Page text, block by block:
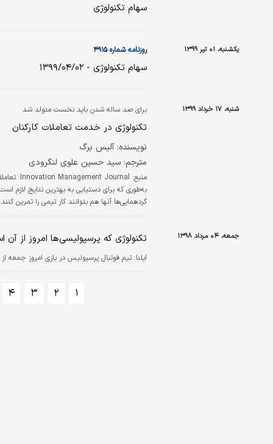
سهام تکنولوژی
یکشنبه، ۰۱ تیر ۱۳۹۹ روزنامه شماره ۴۹۱۵
سهام تکنولوژی - ۱۳۹۹/۰۴/۰۲
شنبه، ۱۷ خرداد ۱۳۹۹ برای صد ساله شدن باید نخست متولد شد
تکنولوژی در خدمت تعاملات کارکنان
نویسنده: آلیس برگ
مترجم: سید حسین علوی لنگرودی
منبع: Innovation Management Journal:
به‌طوری که برای دستیابی به بهترین نتایج لازم
گردهمایی‌ها آنها هم بتوانند کار تیمی را
جمعه، ۰۴ مرداد ۱۳۹۸ تکنولوژی که پرسپولیسی‌ها امروز از آن
ایلنا: تیم فوتبال پرسپولیس در بازی امروز جمعه
۱ ۲ ۳ ۴